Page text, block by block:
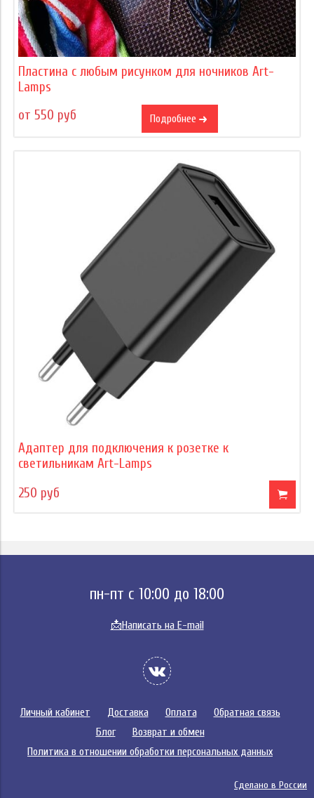
Пластина с любым рисунком для ночников Art-
Lamps
от 550 руб
Подробнее
Адаптер для подключения к розетке к
светильникам Art-Lamps
250 руб
пн-пт с 10:00 до 18:00
📩Написать на E-mail
Личный кабинет Доставка Оплата
Обратная связь
Блог
Возврат и обмен
Политика в отношении обработки персональных данных
Сделано в России